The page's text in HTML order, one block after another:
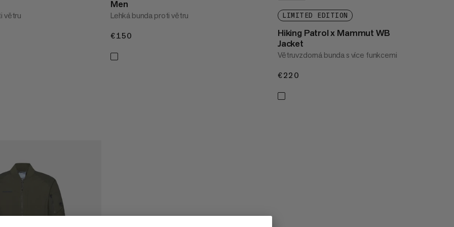
větru
Men
Lehká bunda proti větru
€150
LIMITED EDITION
Hiking Patrol x Mammut WB
Jacket
Větruvzdorná bunda s více funkcemi
€220